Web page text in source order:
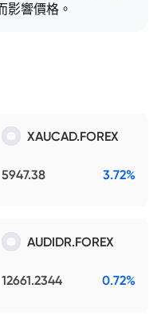
影響價格。
XAUCAD.FOREX
5947.38 3.72%
AUDIDR.FOREX
12661.2344 0.72%